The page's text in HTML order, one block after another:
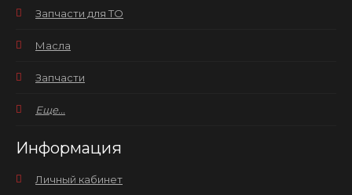
Запчасти для ТО
Масла
Запчасти
Еще...
Информация
Личный кабинет